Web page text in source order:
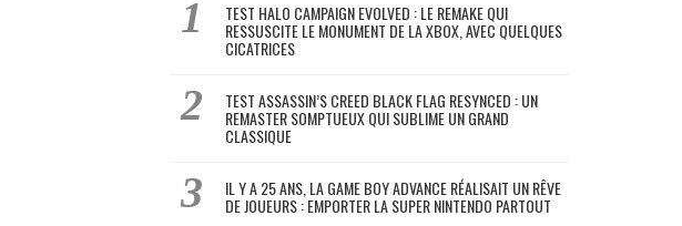
TEST HALO CAMPAIGN EVOLVED : LE REMAKE QUI
RESSUSCITE LE MONUMENT DE LA XBOX, AVEC QUELQUES
CICATRICES
TEST ASSASSIN’S CREED BLACK FLAG RESYNCED : UN
REMASTER SOMPTUEUX QUI SUBLIME UN GRAND
CLASSIQUE
IL Y A 25 ANS, LA GAME BOY ADVANCE RÉALISAIT UN RÊVE
DE JOUEURS : EMPORTER LA SUPER NINTENDO PARTOUT